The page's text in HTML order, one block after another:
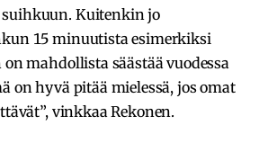
Kuitenkin jo
15 minuutista esimerkiksi
mahdollista säästää vuodessa
on hyvä pitää mielessä, jos omat
vinkkaa Rekonen.